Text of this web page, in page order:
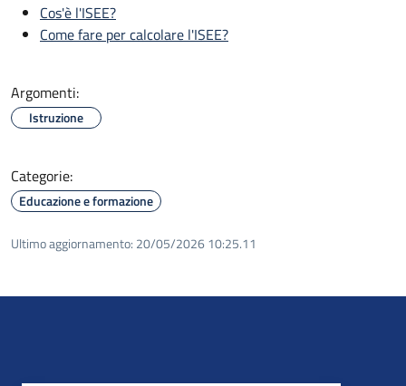
Cos'è l'ISEE?
Come fare per calcolare l'ISEE?
Argomenti:
Istruzione
Categorie:
Educazione e formazione
Ultimo aggiornamento: 20/05/2026 10:25.11